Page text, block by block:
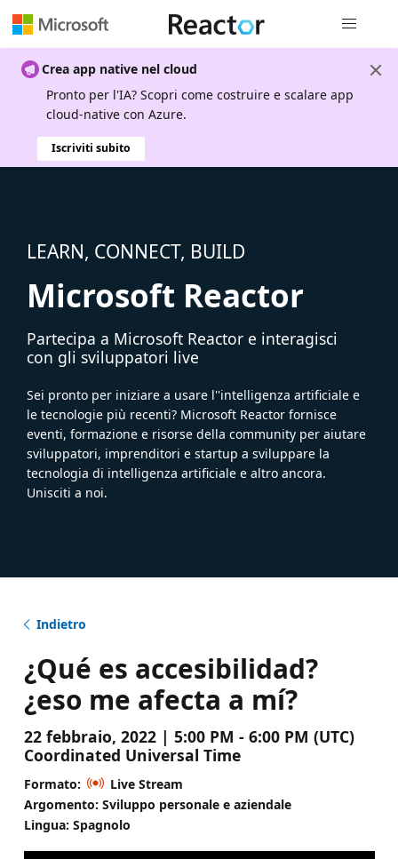
Crea app native nel cloud
Pronto per l'IA? Scopri come costruire e scalare app
cloud-native con Azure.
Iscriviti subito
LEARN, CONNECT, BUILD
Microsoft Reactor
Partecipa a Microsoft Reactor e interagisci
con gli sviluppatori live
Sei pronto per iniziare a usare l''intelligenza artificiale e
le tecnologie più recenti? Microsoft Reactor fornisce
eventi, formazione e risorse della community per aiutare
sviluppatori, imprenditori e startup a sviluppare la
tecnologia di intelligenza artificiale e altro ancora.
Unisciti a noi.
Indietro
¿Qué es accesibilidad?
¿eso me afecta a mí?
22 febbraio, 2022 | 5:00 PM - 6:00 PM (UTC)
Coordinated Universal Time
Formato:
Live Stream
Argomento: Sviluppo personale e aziendale
Lingua: Spagnolo